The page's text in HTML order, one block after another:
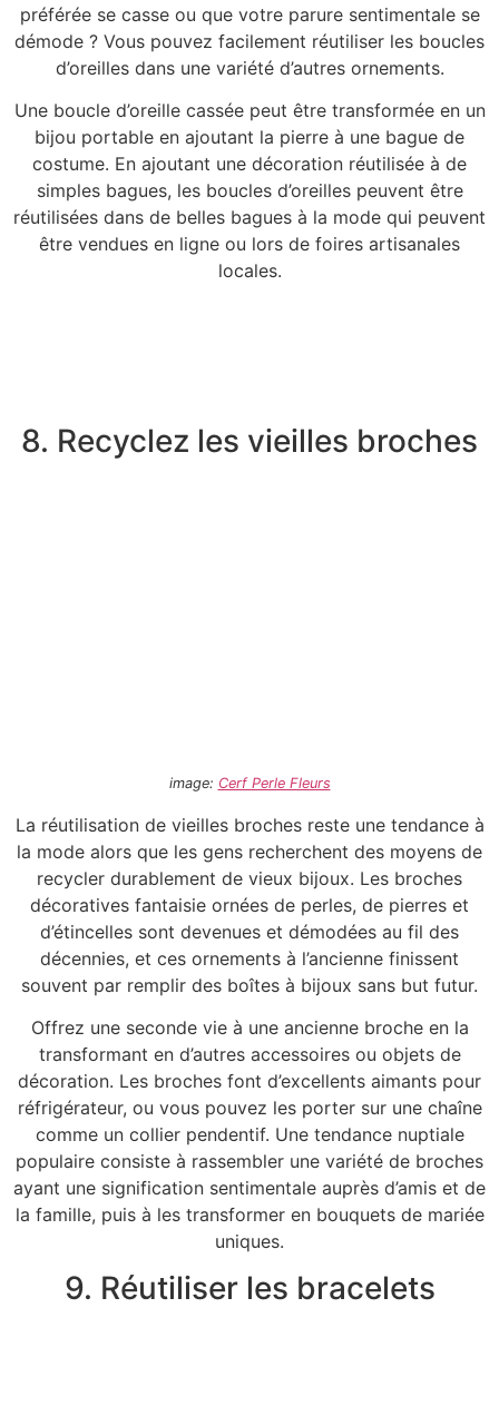
préférée se casse ou que votre parure sentimentale se
démode ? Vous pouvez facilement réutiliser les boucles
d’oreilles dans une variété d’autres ornements.
Une boucle d’oreille cassée peut être transformée en un
bijou portable en ajoutant la pierre à une bague de
costume. En ajoutant une décoration réutilisée à de
simples bagues, les boucles d’oreilles peuvent être
réutilisées dans de belles bagues à la mode qui peuvent
être vendues en ligne ou lors de foires artisanales
locales.
8. Recyclez les vieilles broches
image: Cerf Perle Fleurs
La réutilisation de vieilles broches reste une tendance à
la mode alors que les gens recherchent des moyens de
recycler durablement de vieux bijoux. Les broches
décoratives fantaisie ornées de perles, de pierres et
d’étincelles sont devenues et démodées au fil des
décennies, et ces ornements à l’ancienne finissent
souvent par remplir des boîtes à bijoux sans but futur.
Offrez une seconde vie à une ancienne broche en la
transformant en d’autres accessoires ou objets de
décoration. Les broches font d’excellents aimants pour
réfrigérateur, ou vous pouvez les porter sur une chaîne
comme un collier pendentif. Une tendance nuptiale
populaire consiste à rassembler une variété de broches
ayant une signification sentimentale auprès d’amis et de
la famille, puis à les transformer en bouquets de mariée
uniques.
9. Réutiliser les bracelets